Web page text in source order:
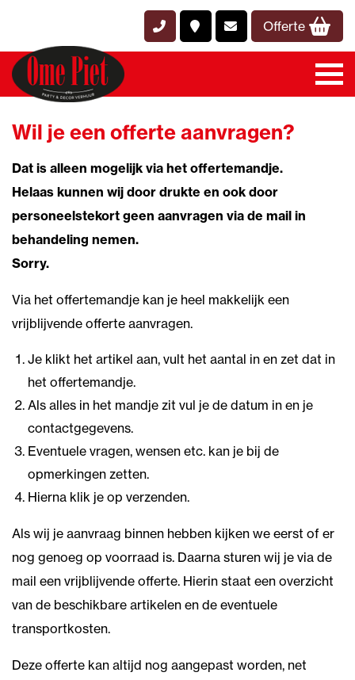
Offerte
Wil je een offerte aanvragen?
Dat is alleen mogelijk via het offertemandje.
Helaas kunnen wij door drukte en ook door
personeelstekort geen aanvragen via de mail in
behandeling nemen.
Sorry.
Via het offertemandje kan je heel makkelijk een
vrijblijvende offerte aanvragen.
Je klikt het artikel aan, vult het aantal in en zet dat in
het offertemandje.
Als alles in het mandje zit vul je de datum in en je
contactgegevens.
Eventuele vragen, wensen etc. kan je bij de
opmerkingen zetten.
Hierna klik je op verzenden.
Als wij je aanvraag binnen hebben kijken we eerst of er
nog genoeg op voorraad is. Daarna sturen wij je via de
mail een vrijblijvende offerte. Hierin staat een overzicht
van de beschikbare artikelen en de eventuele
transportkosten.
Deze offerte kan altijd nog aangepast worden, net